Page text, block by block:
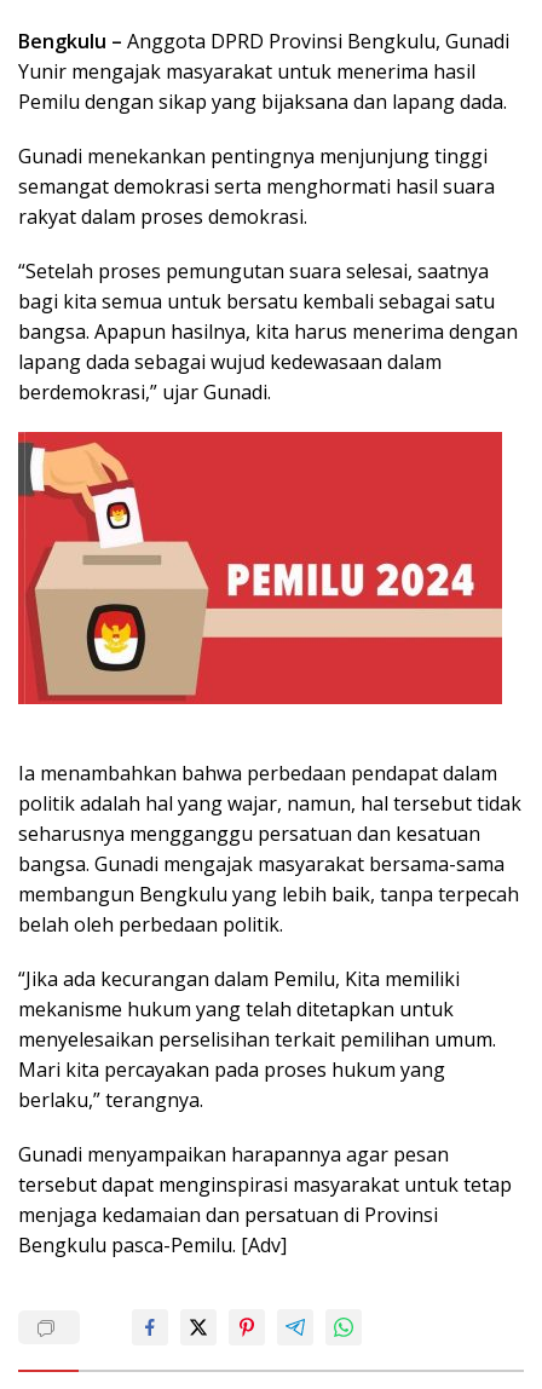
Bengkulu – Anggota DPRD Provinsi Bengkulu, Gunadi
Yunir mengajak masyarakat untuk menerima hasil
Pemilu dengan sikap yang bijaksana dan lapang dada.
Gunadi menekankan pentingnya menjunjung tinggi
semangat demokrasi serta menghormati hasil suara
rakyat dalam proses demokrasi.
“Setelah proses pemungutan suara selesai, saatnya
bagi kita semua untuk bersatu kembali sebagai satu
bangsa. Apapun hasilnya, kita harus menerima dengan
lapang dada sebagai wujud kedewasaan dalam
berdemokrasi,” ujar Gunadi.
Ia menambahkan bahwa perbedaan pendapat dalam
politik adalah hal yang wajar, namun, hal tersebut tidak
seharusnya mengganggu persatuan dan kesatuan
bangsa. Gunadi mengajak masyarakat bersama-sama
membangun Bengkulu yang lebih baik, tanpa terpecah
belah oleh perbedaan politik.
“Jika ada kecurangan dalam Pemilu, Kita memiliki
mekanisme hukum yang telah ditetapkan untuk
menyelesaikan perselisihan terkait pemilihan umum.
Mari kita percayakan pada proses hukum yang
berlaku,” terangnya.
Gunadi menyampaikan harapannya agar pesan
tersebut dapat menginspirasi masyarakat untuk tetap
menjaga kedamaian dan persatuan di Provinsi
Bengkulu pasca-Pemilu. [Adv]